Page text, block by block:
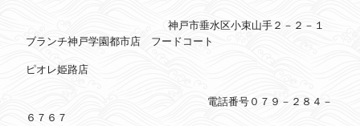
神戸市垂水区小束山手２－２－１
ブランチ神戸学園都市店 フードコート
ピオレ姫路店
電話番号０７９－２８４－
６７６７